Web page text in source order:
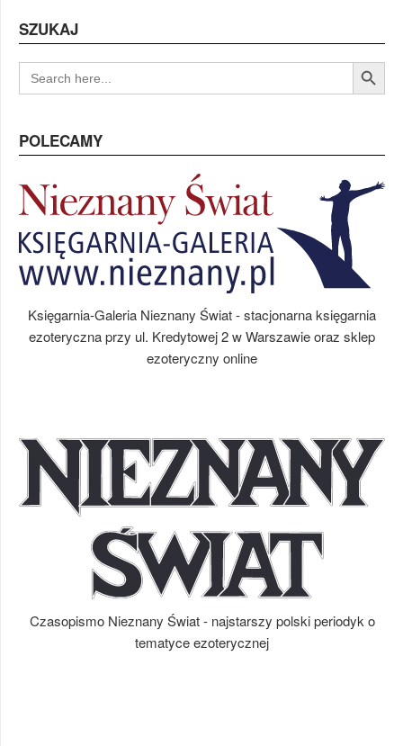
SZUKAJ
SEARCH
FOR:
Search Button
POLECAMY
Księgarnia-Galeria Nieznany Świat - stacjonarna księgarnia
ezoteryczna przy ul. Kredytowej 2 w Warszawie oraz sklep
ezoteryczny online
Czasopismo Nieznany Świat - najstarszy polski periodyk o
tematyce ezoterycznej